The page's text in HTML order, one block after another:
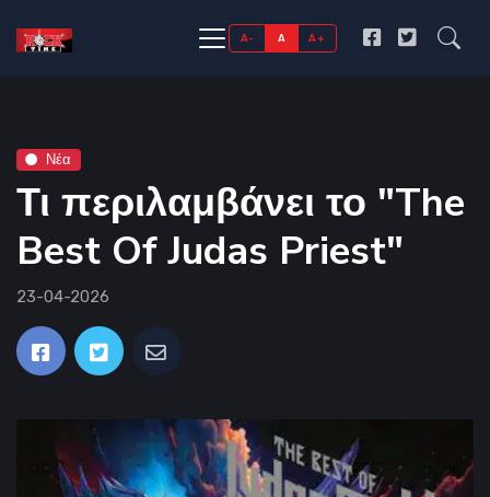
A- A A+
Νέα
Τι περιλαμβάνει το "The
Best Of Judas Priest"
23-04-2026